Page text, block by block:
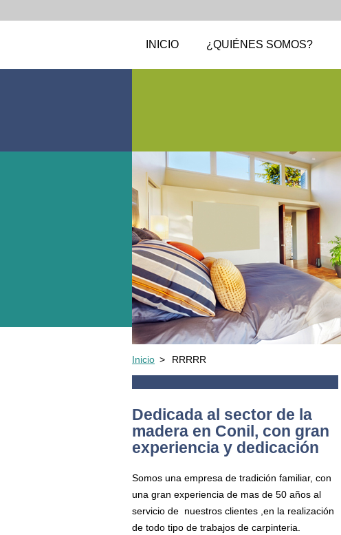
INICIO ¿QUIÉNES SOMOS?
Inicio > RRRRR
Dedicada al sector de la
madera en Conil, con gran
experiencia y dedicación
Somos una empresa de tradición familiar, con
una gran experiencia de mas de 50 años al
servicio de nuestros clientes ,en la realización
de todo tipo de trabajos de carpinteria.